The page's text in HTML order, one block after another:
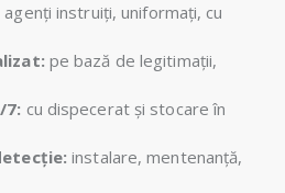
agenți instruiți, uniformați, cu
pe bază de legitimații,
7: cu dispecerat și stocare în
instalare, mentenanță,